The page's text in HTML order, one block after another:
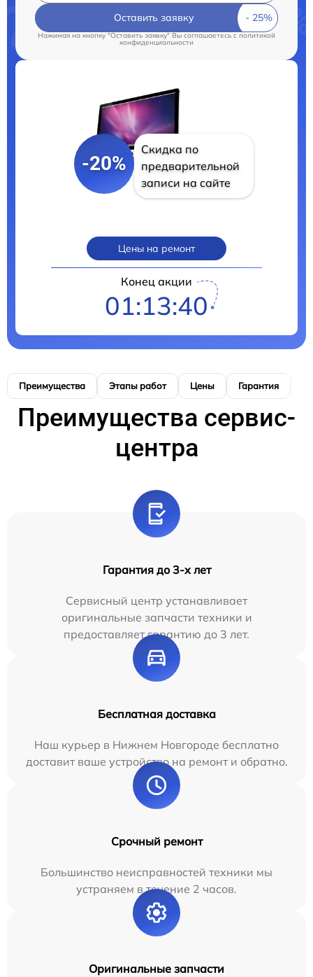
Оставить заявку
Нажимая на кнопку "Оставить заявку" Вы соглашаетесь cполитикой
конфиденциальности
-20%
Скидка по
предварительной
записи на сайте
Цены на ремонт
Конец акции
01:13:39
Преимущества Этапы работ Цены Гарантия
Преимущества сервис-
центра
Гарантия до 3-х лет
Сервисный центр устанавливает
оригинальные запчасти техники и
предоставляет гарантию до 3 лет.
Бесплатная доставка
Наш курьер в Нижнем Новгороде бесплатно
доставит ваше устройство на ремонт и обратно.
Срочный ремонт
Большинство неисправностей техники мы
устраняем в течение 2 часов.
Оригинальные запчасти